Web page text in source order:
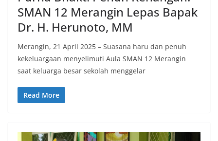
SMAN 12 Merangin Lepas Bapak
Dr. H. Herunoto, MM
Merangin, 21 April 2025 – Suasana haru dan penuh
kekeluargaan menyelimuti Aula SMAN 12 Merangin
saat keluarga besar sekolah menggelar
Read More